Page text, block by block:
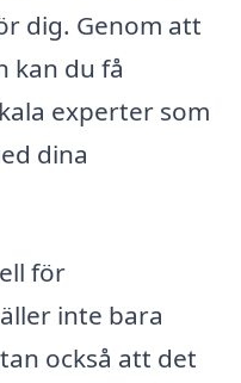
dig. Genom att
kan du få
experter som
dina
för
inte bara
också att det